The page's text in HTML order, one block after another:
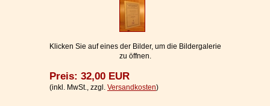
Ihr WarenkorbKlicken Sie auf eines der Bilder, um die Bildergalerie
zu öffnen.
Preis: 32,00 EUR
(inkl. MwSt., zzgl. Versandkosten)